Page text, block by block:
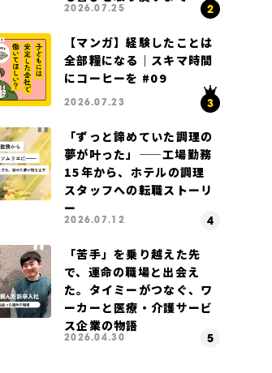
2026.07.25
【マンガ】経験したことは
全部糧になる｜スキマ時間
にコーヒーを #09
2026.07.23
「ずっと諦めていた調理の
夢が叶った」——工場勤務
15年から、ホテルの調理
スタッフへの転職ストーリ
ー
2026.07.12
「苦手」を乗り越えた先
で、運命の職場と出会え
た。タイミーがつなぐ、ワ
ーカーと医療・介護サービ
ス企業の物語
2026.04.30